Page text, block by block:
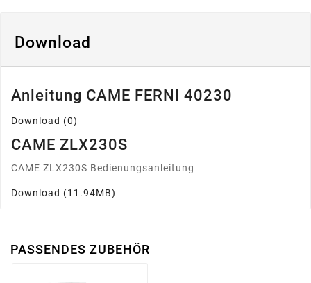
Download
Anleitung CAME FERNI 40230
Download (0)
CAME ZLX230S
CAME ZLX230S Bedienungsanleitung
Download (11.94MB)
PASSENDES ZUBEHÖR